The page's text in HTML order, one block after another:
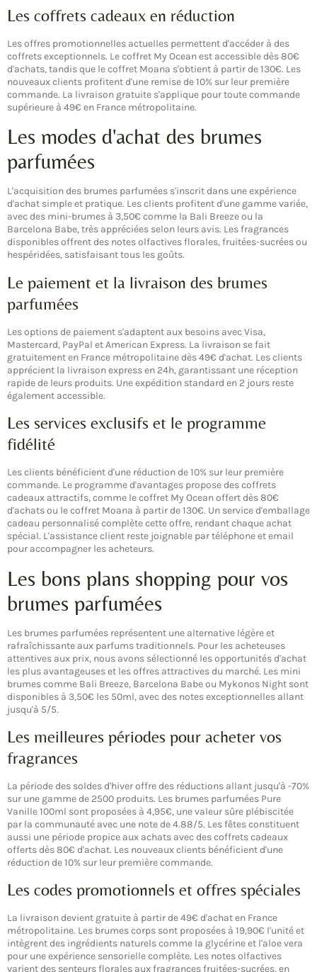
Les coffrets cadeaux en réduction
Les offres promotionnelles actuelles permettent d'accéder à des
coffrets exceptionnels. Le coffret My Ocean est accessible dès 80€
d'achats, tandis que le coffret Moana s'obtient à partir de 130€. Les
nouveaux clients profitent d'une remise de 10% sur leur première
commande. La livraison gratuite s'applique pour toute commande
supérieure à 49€ en France métropolitaine.
Les modes d'achat des brumes
parfumées
L'acquisition des brumes parfumées s'inscrit dans une expérience
d'achat simple et pratique. Les clients profitent d'une gamme variée,
avec des mini-brumes à 3,50€ comme la Bali Breeze ou la
Barcelona Babe, très appréciées selon leurs avis. Les fragrances
disponibles offrent des notes olfactives florales, fruitées-sucrées ou
hespéridées, satisfaisant tous les goûts.
Le paiement et la livraison des brumes
parfumées
Les options de paiement s'adaptent aux besoins avec Visa,
Mastercard, PayPal et American Express. La livraison se fait
gratuitement en France métropolitaine dès 49€ d'achat. Les clients
apprécient la livraison express en 24h, garantissant une réception
rapide de leurs produits. Une expédition standard en 2 jours reste
également accessible.
Les services exclusifs et le programme
fidélité
Les clients bénéficient d'une réduction de 10% sur leur première
commande. Le programme d'avantages propose des coffrets
cadeaux attractifs, comme le coffret My Ocean offert dès 80€
d'achats ou le coffret Moana à partir de 130€. Un service d'emballage
cadeau personnalisé complète cette offre, rendant chaque achat
spécial. L'assistance client reste joignable par téléphone et email
pour accompagner les acheteurs.
Les bons plans shopping pour vos
brumes parfumées
Les brumes parfumées représentent une alternative légère et
rafraîchissante aux parfums traditionnels. Pour les acheteuses
attentives aux prix, nous avons sélectionné les opportunités d'achat
les plus avantageuses et les offres attractives du marché. Les mini
brumes comme Bali Breeze, Barcelona Babe ou Mykonos Night sont
disponibles à 3,50€ les 50ml, avec des notes exceptionnelles allant
jusqu'à 5/5.
Les meilleures périodes pour acheter vos
fragrances
La période des soldes d'hiver offre des réductions allant jusqu'à -70%
sur une gamme de 2500 produits. Les brumes parfumées Pure
Vanille 100ml sont proposées à 4,95€, une valeur sûre plébiscitée
par la communauté avec une note de 4.88/5. Les fêtes constituent
aussi une période propice aux achats avec des coffrets cadeaux
offerts dès 80€ d'achat. Les nouveaux clients bénéficient d'une
réduction de 10% sur leur première commande.
Les codes promotionnels et offres spéciales
La livraison devient gratuite à partir de 49€ d'achat en France
métropolitaine. Les brumes corps sont proposées à 19,90€ l'unité et
intègrent des ingrédients naturels comme la glycérine et l'aloe vera
pour une expérience sensorielle complète. Les notes olfactives
varient des senteurs florales aux fragrances fruitées-sucrées, en